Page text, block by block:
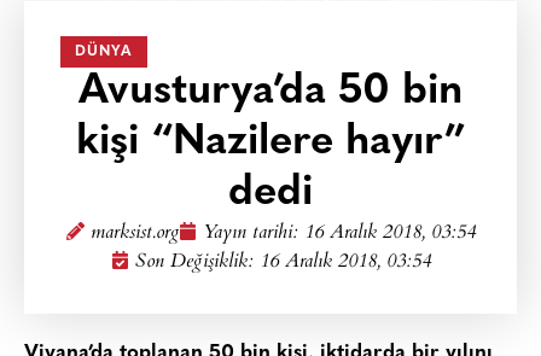
DÜNYA
Avusturya’da 50 bin
kişi “Nazilere hayır”
dedi
marksist.org Yayın tarihi: 16 Aralık 2018, 03:54
Son Değişiklik: 16 Aralık 2018, 03:54